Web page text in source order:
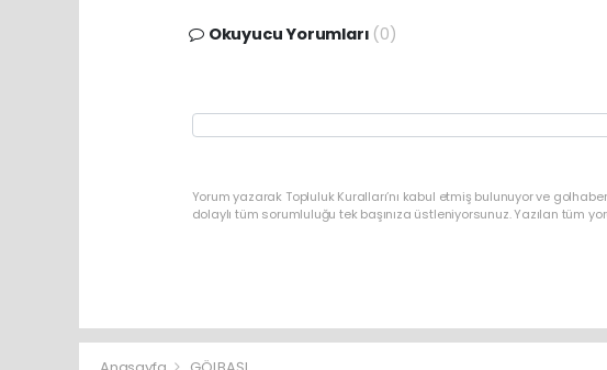
Okuyucu Yorumları (0)
Yorum yazarak Topluluk Kuralları’nı kabul etmiş bulunuyor ve
dolaylı tüm sorumluluğu tek başınıza üstleniyorsunuz. Yazılan tüm